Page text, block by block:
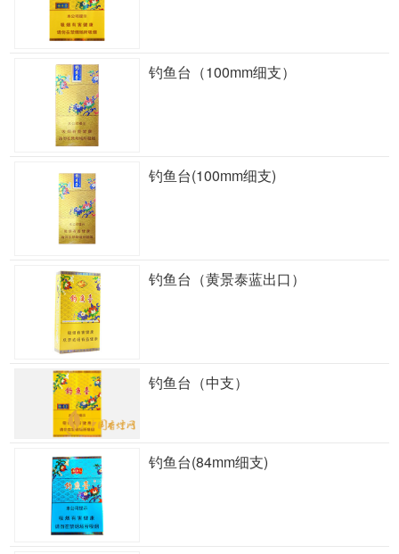
钓鱼台（100mm细支）
钓鱼台(100mm细支)
钓鱼台（黄景泰蓝出口）
钓鱼台（中支）
钓鱼台(84mm细支)